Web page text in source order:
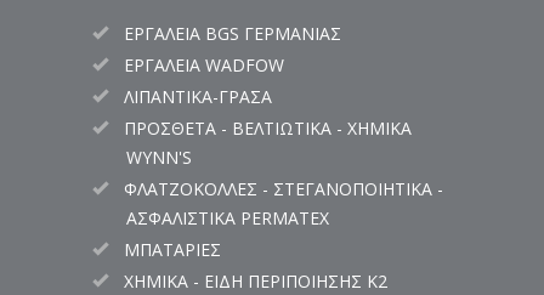
ΕΡΓΑΛΕΙΑ BGS ΓΕΡΜΑΝΙΑΣ
ΕΡΓΑΛΕΙΑ WADFOW
ΛΙΠΑΝΤΙΚΑ-ΓΡΑΣΑ
ΠΡΟΣΘΕΤΑ - ΒΕΛΤΙΩΤΙΚΑ - ΧΗΜΙΚΑ
WYNN'S
ΦΛΑΤΖΟΚΟΛΛΕΣ - ΣΤΕΓΑΝΟΠΟΙΗΤΙΚΑ -
ΑΣΦΑΛΙΣΤΙΚΑ PERMATEX
ΜΠΑΤΑΡΙΕΣ
ΧΗΜΙΚΑ - ΕΙΔΗ ΠΕΡΙΠΟΙΗΣΗΣ K2